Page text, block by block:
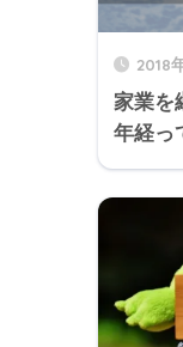
2018
家業を
年経っ